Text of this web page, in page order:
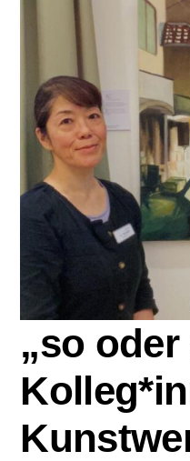
Zu Gast im Hospiz
Ambulanter Hospizberatungsdienst
Trauerarbeit
Engagement
Veranstaltungen
Hospiz am Deich
Stiftung Hamburger Hospiz
Aktuelles
„so oder